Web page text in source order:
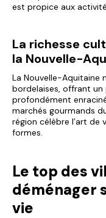
est propice aux
La richesse
la Nouvelle-
La Nouvelle-Aquitaine
bordelaises, offrant
profondément
marchés gourmands
région célèbre l’art de
formes.
Le top des
déménager
vie